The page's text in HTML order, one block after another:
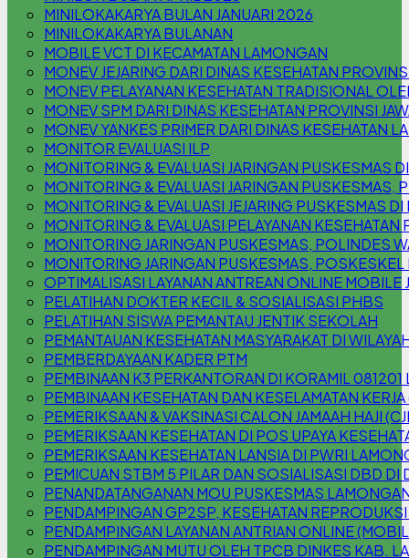
MINILOKAKARYA BULAN JANUARI 2026
MINILOKAKARYA BULANAN
MOBILE VCT DI KECAMATAN LAMONGAN
MONEV JEJARING DARI DINAS KESEHATAN
MONEV PELAYANAN KESEHATAN TRADISIONAL
MONEV SPM DARI DINAS KESEHATAN PROVINSI
MONEV YANKES PRIMER DARI DINAS KESEHATAN
MONITOR EVALUASI ILP
MONITORING & EVALUASI JARINGAN PUSKESMAS
MONITORING & EVALUASI JARINGAN PUSKESMAS,
MONITORING & EVALUASI JEJARING PUSKESMAS
MONITORING & EVALUASI PELAYANAN KESEHATAN
MONITORING JARINGAN PUSKESMAS, POLINDES
MONITORING JARINGAN PUSKESMAS,
OPTIMALISASI LAYANAN ANTREAN ONLINE MOBILE
PELATIHAN DOKTER KECIL & SOSIALISASI PHBS
PELATIHAN SISWA PEMANTAU JENTIK SEKOLAH
PEMANTAUAN KESEHATAN MASYARAKAT DI
PEMBERDAYAAN KADER PTM
PEMBINAAN K3 PERKANTORAN DI KORAMIL 081201
PEMBINAAN KESEHATAN DAN KESELAMATAN
PEMERIKSAAN & VAKSINASI CALON JAMAAH HAJI
PEMERIKSAAN KESEHATAN DI POS UPAYA
PEMERIKSAAN KESEHATAN LANSIA DI PWRI
PEMICUAN STBM 5 PILAR DAN SOSIALISASI DBD DI
PENANDATANGANAN MOU PUSKESMAS
PENDAMPINGAN GP2SP, KESEHATAN
PENDAMPINGAN LAYANAN ANTRIAN ONLINE
PENDAMPINGAN MUTU OLEH TPCB DINKES KAB.